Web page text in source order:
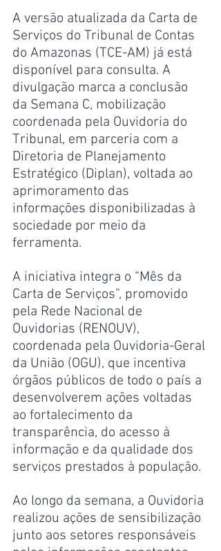
A versão atualizada da Carta de
Serviços do Tribunal de Contas
do Amazonas (TCE-AM) já está
disponível para consulta. A
divulgação marca a conclusão
da Semana C, mobilização
coordenada pela Ouvidoria do
Tribunal, em parceria com a
Diretoria de Planejamento
Estratégico (Diplan), voltada ao
aprimoramento das
informações disponibilizadas à
sociedade por meio da
ferramenta.
A iniciativa integra o “Mês da
Carta de Serviços”, promovido
pela Rede Nacional de
Ouvidorias (RENOUV),
coordenada pela Ouvidoria-Geral
da União (OGU), que incentiva
órgãos públicos de todo o país a
desenvolverem ações voltadas
ao fortalecimento da
transparência, do acesso à
informação e da qualidade dos
serviços prestados à população.
Ao longo da semana, a Ouvidoria
realizou ações de sensibilização
junto aos setores responsáveis